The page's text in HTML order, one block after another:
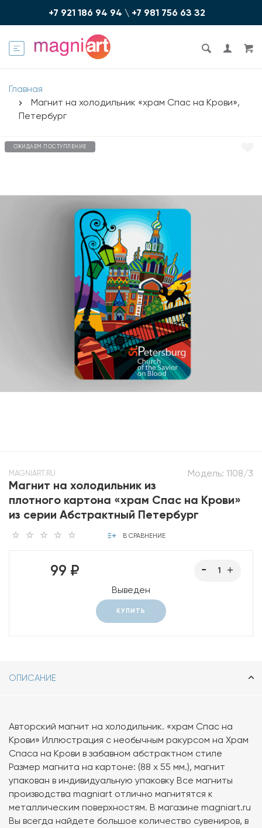
+7 921 186 94 94 \ +7 981 756 6З З2
Главная
Магнит на холодильник «храм Спас на Крови»,
Петербург
ОЖИДАЕМ ПОСТУПЛЕНИЕ
Модель: 1108/3
MAGNIART.RU
Магнит на холодильник из
плотного картона «храм Спас на Крови»
из серии Абстрактный Петербург
В СРАВНЕНИЕ
99 ₽
Выведен
КУПИТЬ
ОПИСАНИЕ
Авторский магнит на холодильник. «храм Спас на
Крови» Иллюстрация с необычным ракурсом на Храм
Спаса на Крови в забавном абстрактном стиле
Размер магнита на картоне: (88 х 55 мм.), магнит
упакован в индивидуальную упаковку Все магниты
производства magniart отлично магнитятся к
металлическим поверхностям. В магазине magniart.ru
Вы всегда найдете большое количество сувениров, в